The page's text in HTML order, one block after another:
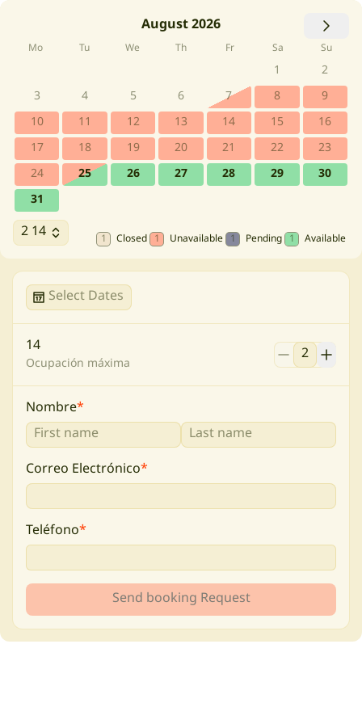
August 2026
Mo Tu We Th Fr Sa Su
1
2
3
4 5 6 7 8
9
10
11 12 13 14 15
16
17
18 19 20 21 22
23
24
25 26 27 28 29
30
31
2 14 1 Closed 1 Unavailable 1 Pending 1 Available
Select Dates
14
Ocupación máxima
Nombre*
Correo Electrónico*
Teléfono*
Send booking Request